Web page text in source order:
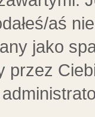
aś
jako
przez